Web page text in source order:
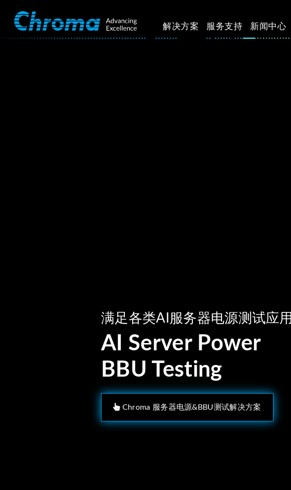
解决方案 服务支持 新闻中心
满足各类AI服务器电源测试应用
AI Server Power
BBU Testing
Chroma 服务器电源&BBU测试解决方案